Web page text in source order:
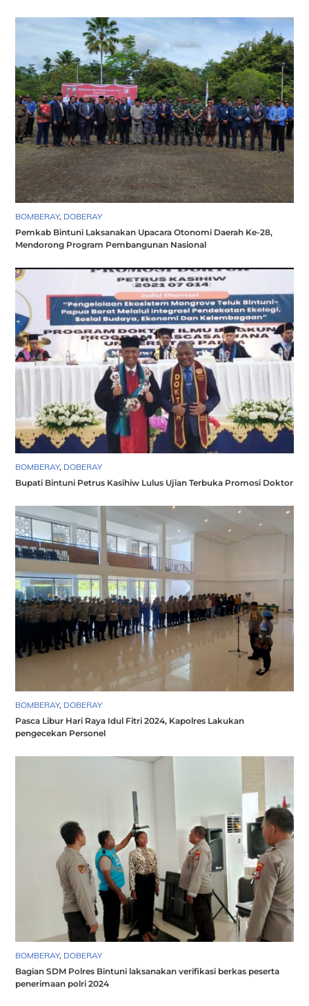
BOMBERAY, DOBERAY
Pemkab Bintuni Laksanakan Upacara Otonomi Daerah Ke-28,
Mendorong Program Pembangunan Nasional
BOMBERAY, DOBERAY
Bupati Bintuni Petrus Kasihiw Lulus Ujian Terbuka Promosi Doktor
BOMBERAY, DOBERAY
Pasca Libur Hari Raya Idul Fitri 2024, Kapolres Lakukan
pengecekan Personel
BOMBERAY, DOBERAY
Bagian SDM Polres Bintuni laksanakan verifikasi berkas peserta
penerimaan polri 2024